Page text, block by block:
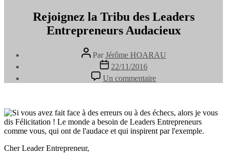
Rejoignez la Tribu des Leaders
Entrepreneurs Audacieux
Auteur
de
l’article
Par Jérôme HOARAU
Date
de
l’article
22/11/2016
Un commentaire
Rejoignez
des
Leaders
Entrepreneurs
Cher Leader Entrepreneur,